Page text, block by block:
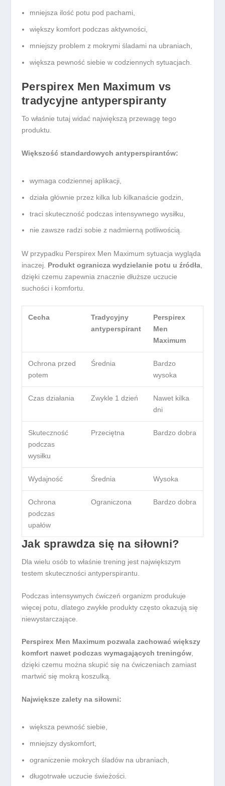
mniejsza ilość potu pod pachami,
większy komfort podczas aktywności,
mniejszy problem z mokrymi śladami na ubraniach,
większa pewność siebie w codziennych sytuacjach.
Perspirex Men Maximum vs
tradycyjne antyperspiranty
To właśnie tutaj widać największą przewagę tego
produktu.
Większość standardowych antyperspirantów:
wymaga codziennej aplikacji,
działa głównie przez kilka lub kilkanaście godzin,
traci skuteczność podczas intensywnego wysiłku,
nie zawsze radzi sobie z nadmierną potliwością.
W przypadku Perspirex Men Maximum sytuacja wygląda
inaczej. Produkt ogranicza wydzielanie potu u źródła,
dzięki czemu zapewnia znacznie dłuższe uczucie
suchości i komfortu.
Cecha
Tradycyjny
antyperspirant
Perspirex
Men
Maximum
Ochrona przed
potem
Średnia
Bardzo
wysoka
Czas działania Zwykle 1 dzień
Nawet kilka
dni
Skuteczność
podczas
wysiłku
Przeciętna Bardzo dobra
Wydajność Średnia Wysoka
Ochrona
podczas
upałów
Ograniczona Bardzo dobra
Jak sprawdza się na siłowni?
Dla wielu osób to właśnie trening jest największym
testem skuteczności antyperspirantu.
Podczas intensywnych ćwiczeń organizm produkuje
więcej potu, dlatego zwykłe produkty często okazują się
niewystarczające.
Perspirex Men Maximum pozwala zachować większy
komfort nawet podczas wymagających treningów,
dzięki czemu można skupić się na ćwiczeniach zamiast
martwić się mokrą koszulką.
Największe zalety na siłowni:
większa pewność siebie,
mniejszy dyskomfort,
ograniczenie mokrych śladów na ubraniach,
długotrwałe uczucie świeżości.